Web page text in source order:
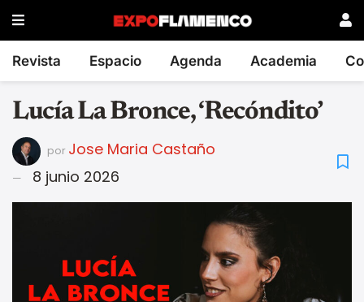
Revista Espacio Agenda Academia
Lucía La Bronce, ‘Recóndito’
por Jose Maria Castaño
8 junio 2026